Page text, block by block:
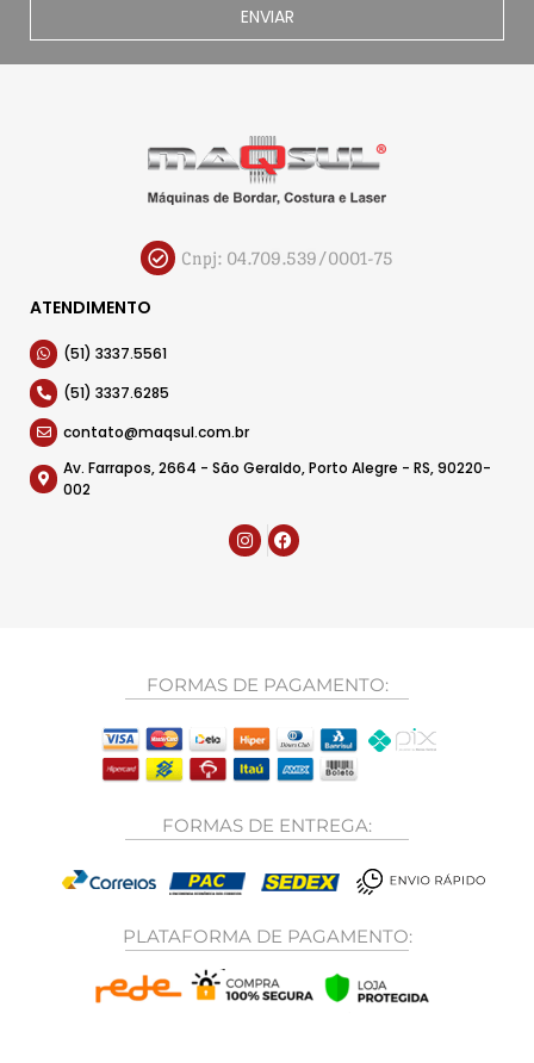
ENVIAR
Cnpj: 04.709.539/0001-75
ATENDIMENTO
(51) 3337.5561
(51) 3337.6285
contato@maqsul.com.br
Av. Farrapos, 2664 - São Geraldo, Porto Alegre - RS, 90220-
002
FORMAS DE PAGAMENTO:
FORMAS DE ENTREGA:
PLATAFORMA DE PAGAMENTO: